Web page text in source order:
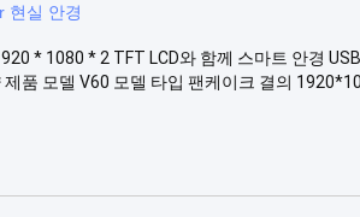
현실 안경
* 1080 * 2 TFT LCD와 함께 스마트 안경
품 모델 V60 모델 타입 팬케이크 결의